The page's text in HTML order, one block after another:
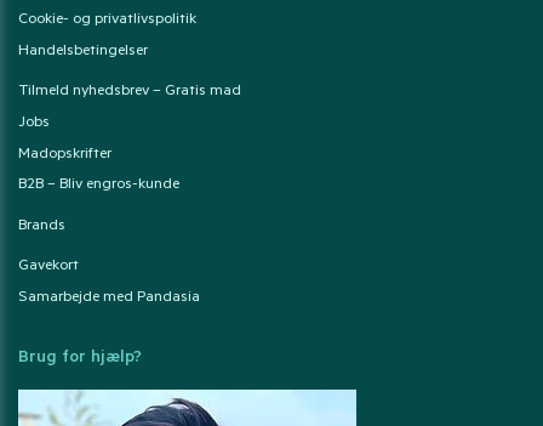
Cookie- og privatlivspolitik
Handelsbetingelser
Tilmeld nyhedsbrev – Gratis mad
Jobs
Madopskrifter
B2B – Bliv engros-kunde
Brands
Gavekort
Samarbejde med Pandasia
Brug for hjælp?